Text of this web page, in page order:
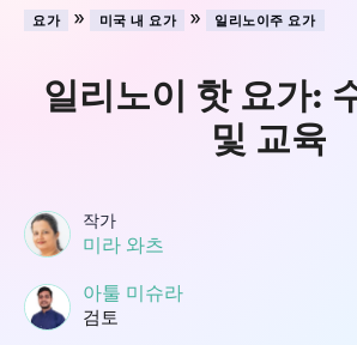
요가 » 미국 내 요가 » 일리노이주 요가
일리노이 핫 요가:
및 교육
작가
미라 와츠
아툴 미슈라
검토